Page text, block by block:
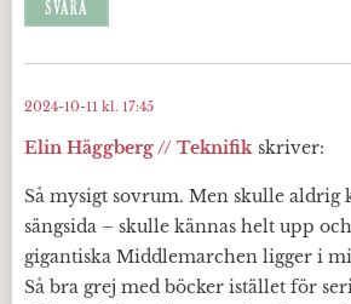
SVARA
Elin Häggberg // Teknifik skriver:
2024-10-11 kl. 17:45
Så mysigt sovrum. Men skulle aldrig
sängsida – skulle kännas helt upp
gigantiska Middlemarchen ligger i
Så bra grej med böcker istället för